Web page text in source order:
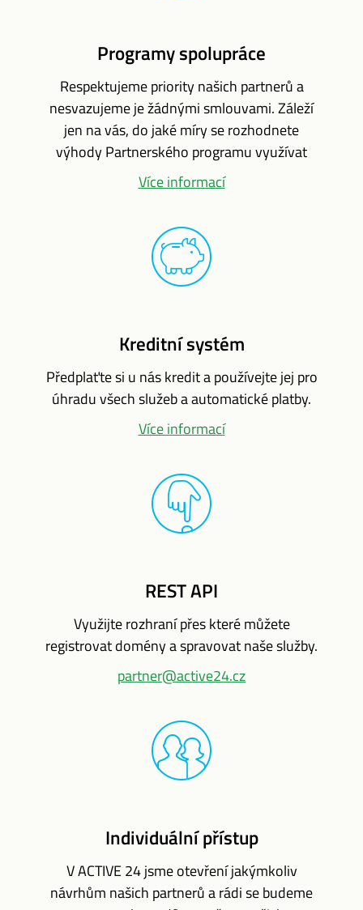
Programy spolupráce
Respektujeme priority našich partnerů a
nesvazujeme je žádnými smlouvami. Záleží
jen na vás, do jaké míry se rozhodnete
výhody Partnerského programu využívat
Více informací
Kreditní systém
Předplaťte si u nás kredit a používejte jej pro
úhradu všech služeb a automatické platby.
Více informací
REST API
Využijte rozhraní přes které můžete
registrovat domény a spravovat naše služby.
partner@active24.cz
Individuální přístup
V ACTIVE 24 jsme otevření jakýmkoliv
návrhům našich partnerů a rádi se budeme